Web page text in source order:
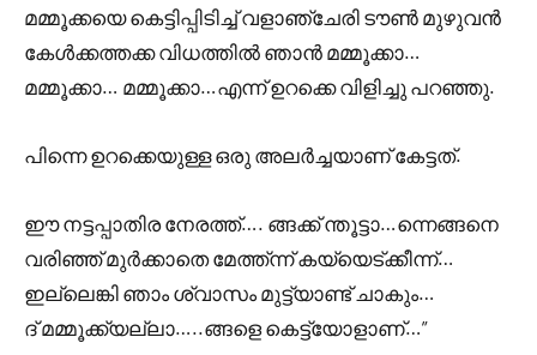
മമ്മൂക്കയെ കെട്ടിപ്പിടിച്ച് വളാഞ്ചേരി ടൗൺ മുഴുവൻ
കേൾക്കത്തക്ക വിധത്തിൽ ഞാൻ മമ്മൂക്കാ…
മമ്മൂക്കാ… മമ്മൂക്കാ…എന്ന് ഉറക്കെ വിളിച്ചു പറഞ്ഞു.
പിന്നെ ഉറക്കെയുള്ള ഒരു അലർച്ചയാണ് കേട്ടത്.
ഈ നട്ടപ്പാതിര നേരത്ത്…. ങ്ങക്ക് ന്തൂട്ടാ…ന്നെങ്ങനെ
വരിഞ്ഞ് മുർക്കാതെ മേത്ത്ന്ന് കയ്യെട്ക്കീന്ന്…
ഇല്ലെങ്കി ഞാം ശ്വാസം മുട്ട്യാണ്ട് ചാകും…
ദ് മമ്മൂക്ക്യല്ലാ…..ങ്ങളെ കെട്ട്യോളാണ്…”